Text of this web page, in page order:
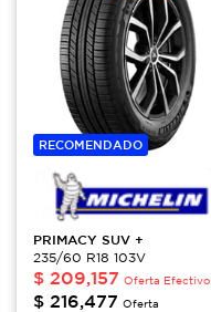
RECOMENDADO
PRIMACY SUV +
235/60 R18 103V
$ 209,157 Oferta Efectivo
$ 216,477 Oferta